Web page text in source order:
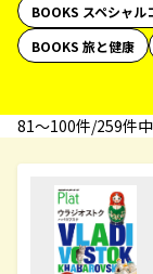
BOOKS スペシャル
BOOKS 旅と健康
81〜100件/259件